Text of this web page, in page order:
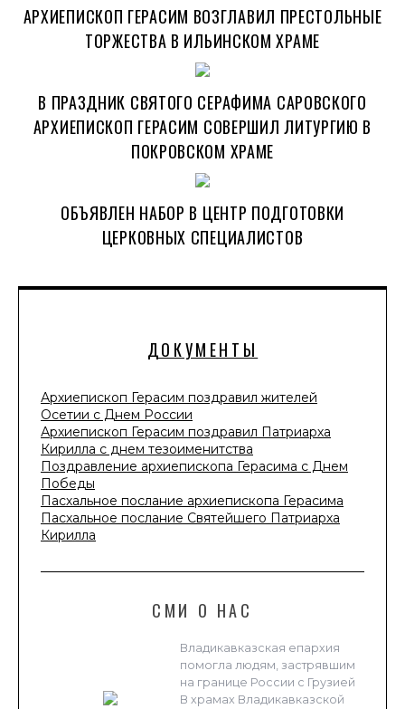
ДОКУМЕНТЫ
Архиепископ Герасим поздравил жителей
Осетии с Днем России
Архиепископ Герасим поздравил Патриарха
Кирилла с днем тезоименитства
Поздравление архиепископа Герасима с Днем
Победы
Пасхальное послание архиепископа Герасима
Пасхальное послание Святейшего Патриарха
Кирилла
СМИ О НАС
Владикавказская епархия
помогла людям, застрявшим
на границе России с Грузией
В храмах Владикавказской
АРХИЕПИСКОП ГЕРАСИМ ВОЗГЛАВИЛ ПРЕСТОЛЬНЫЕ
ТОРЖЕСТВА В ИЛЬИНСКОМ ХРАМЕ
В ПРАЗДНИК СВЯТОГО СЕРАФИМА САРОВСКОГО
АРХИЕПИСКОП ГЕРАСИМ СОВЕРШИЛ ЛИТУРГИЮ В
ПОКРОВСКОМ ХРАМЕ
ОБЪЯВЛЕН НАБОР В ЦЕНТР ПОДГОТОВКИ
ЦЕРКОВНЫХ СПЕЦИАЛИСТОВ